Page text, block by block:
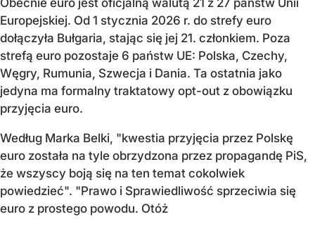
Obecnie euro jest oficjalną walutą 21 z 27 państw Unii
Europejskiej. Od 1 stycznia 2026 r. do strefy euro
dołączyła Bułgaria, stając się jej 21. członkiem. Poza
strefą euro pozostaje 6 państw UE: Polska, Czechy,
Węgry, Rumunia, Szwecja i Dania. Ta ostatnia jako
jedyna ma formalny traktatowy opt-out z obowiązku
przyjęcia euro.
Według Marka Belki, "kwestia przyjęcia przez Polskę
euro została na tyle obrzydzona przez propagandę PiS,
że wszyscy boją się na ten temat cokolwiek
powiedzieć". "Prawo i Sprawiedliwość sprzeciwia się
euro z prostego powodu. Otóż